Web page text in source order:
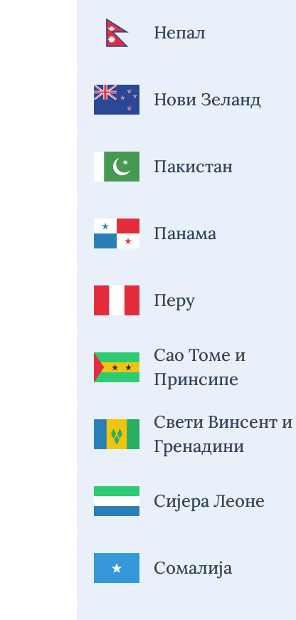
Непал
Нови Зеланд
Пакистан
Панама
Перу
Сао Томе и
Принсипе
Свети Винсент и
Гренадини
Сијера Леоне
Сомалија